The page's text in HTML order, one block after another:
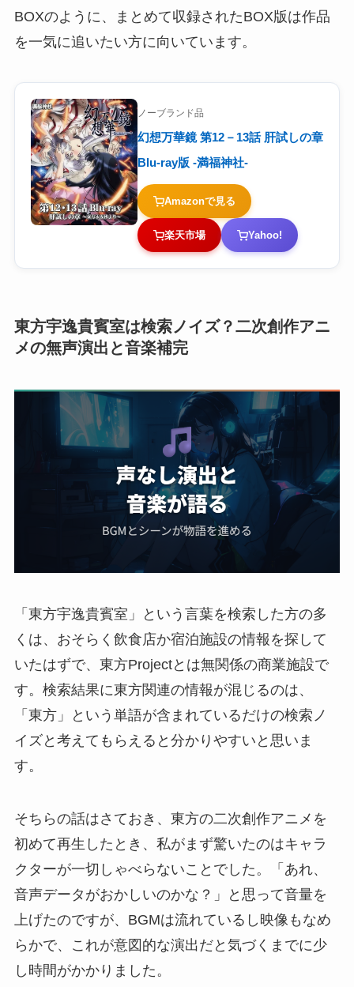
BOXのように、まとめて収録されたBOX版は作品
を一気に追いたい方に向いています。
ノーブランド品
幻想万華鏡 第12－13話 肝試しの章
Blu-ray版 -満福神社-
Amazonで見る
楽天市場 Yahoo!
東方宇逸貴賓室は検索ノイズ？二次創作アニ
メの無声演出と音楽補完
「東方宇逸貴賓室」という言葉を検索した方の多
くは、おそらく飲食店か宿泊施設の情報を探して
いたはずで、東方Projectとは無関係の商業施設で
す。検索結果に東方関連の情報が混じるのは、
「東方」という単語が含まれているだけの検索ノ
イズと考えてもらえると分かりやすいと思いま
す。
そちらの話はさておき、東方の二次創作アニメを
初めて再生したとき、私がまず驚いたのはキャラ
クターが一切しゃべらないことでした。「あれ、
音声データがおかしいのかな？」と思って音量を
上げたのですが、BGMは流れているし映像もなめ
らかで、これが意図的な演出だと気づくまでに少
し時間がかかりました。